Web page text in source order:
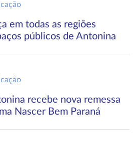
em todas as regiões
públicos de Antonina
recebe nova remessa
Nascer Bem Paraná